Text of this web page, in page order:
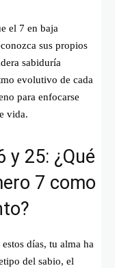
el 7 en baja
sus propios
sabiduría
evolutivo de cada
para enfocarse
vida.
y 25: ¿Qué
7 como
días, tu alma ha
del sabio, el